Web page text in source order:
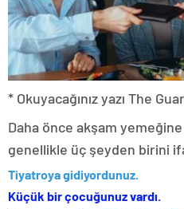
* Okuyacağınız yazı The
Daha önce akşam
genellikle üç şeyden birini
Tiyatroya gidiyordunuz.
Küçük bir çocuğunuz vardı.